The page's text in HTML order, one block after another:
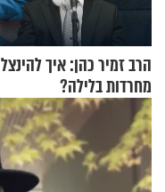
הרב זמיר כהן: איך להינצל
מחרדות בלילה?